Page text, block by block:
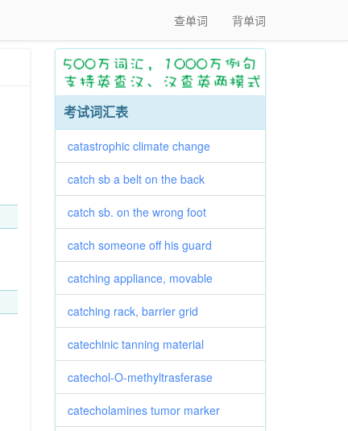
查单词 背单词
考试词汇表
catastrophic climate change
catch sb a belt on the back
catch sb. on the wrong foot
catch someone off his guard
catching appliance, movable
catching rack, barrier grid
catechinic tanning material
catechol-O-methyltrasferase
catecholamines tumor marker